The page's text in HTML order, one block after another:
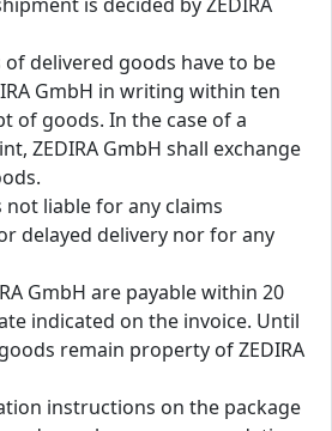
delivered goods have to be
GmbH in writing within ten
of goods. In the case of a
ZEDIRA GmbH shall exchange
not liable for any claims
delayed delivery nor for any
GmbH are payable within 20
indicated on the invoice. Until
remain property of ZEDIRA
instructions on the package